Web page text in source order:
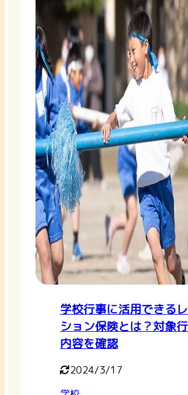
学校行事に活用できる
ション保険とは？対象
内容を確認
2024/3/17